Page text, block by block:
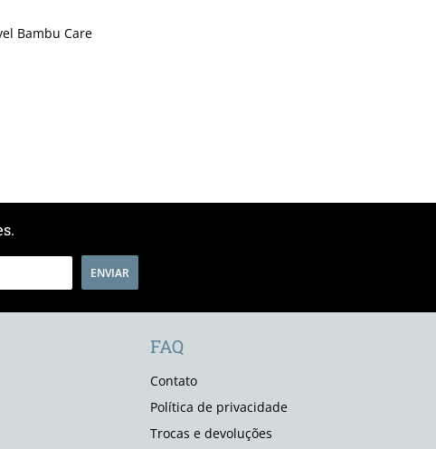
Bambu Care
ENVIAR
FAQ
Contato
Política de privacidade
Trocas e devoluções